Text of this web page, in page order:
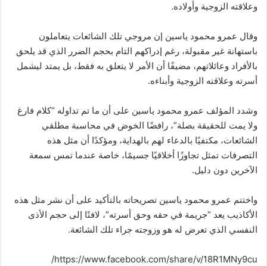
وعلاقته الزوجية وأولاده.
وقال عمرو محمود ياسين إن مروجي تلك الشائعات يتعاملون
باستهانة غير مقبولة، رغم إدراكهم التام بحجم الضرر الذي قد يلحق
بالأفراد وعائلاتهم، مضيفًا أن الأمر لا يتعلق به فقط، بل يمتد ليشمل
أسرته وعلاقته الزوجية وأبناءه.
وشدد المؤلف عمرو محمود ياسين على أن ما تم تداوله “كلام فارغ
ولا يمت للحقيقة بصلة”، رافضًا الخوض في محاسبة مطلقي
الشائعات، مكتفيًا بالدعاء لهم بالهداية، ومؤكدًا أن مثل هذه
التصرفات تمثل تجاوزًا أخلاقيًا جسيمًا، خاصة عندما تمس سمعة
الآخرين دون دليل.
واختتم عمرو محمود ياسين تصريحاته بالتأكيد على أن نشر مثل هذه
الأكاذيب يعد “جريمة في حقه وحق أسرته”، لافتًا إلى حجم الأذى
النفسي الذي تعرض له هو وزوجته جراء تلك الشائعة.
https://www.facebook.com/share/v/18R1MNy9cu/